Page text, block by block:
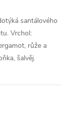
santálového
Vrchol:
růže a
šalvěj.